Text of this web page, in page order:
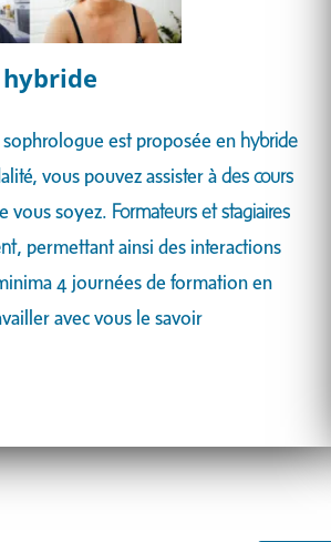
hybride​
est proposée en hybride
vous pouvez assister àdes cours
vous soyez. Formateurs et stagiaires
, permettant ainsi des interactions
4 journées de formation en
avec vous le savoir